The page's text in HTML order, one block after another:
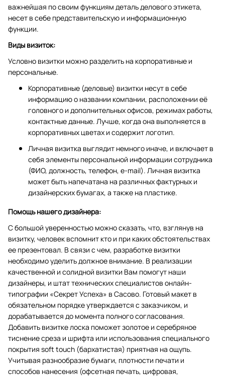
важнейшая по своим функциям деталь делового этикета,
несет в себе представительскую и информационную
функции.
Виды визиток:
Условно визитки можно разделить на корпоративные и
персональные.
Корпоративные (деловые) визитки несут в себе
информацию о названии компании, расположении её
головного и дополнительных офисов, режимах работы,
контактные данные. Лучше, когда она выполняется в
корпоративных цветах и содержит логотип.
Личная визитка выглядит немного иначе, и включает в
себя элементы персональной информации сотрудника
(ФИО, должность, телефон, e-mail). Личная визитка
может быть напечатана на различных фактурных и
дизайнерских бумагах, а также на пластике.
Помощь нашего дизайнера:
С большой уверенностью можно сказать, что, взглянув на
визитку, человек вспомнит кто и при каких обстоятельствах
ее презентовал. В связи с чем, разработке визитки
необходимо уделить должное внимание. В реализации
качественной и солидной визитки Вам помогут наши
дизайнеры, и штат технических специалистов онлайн-
типографии «Секрет Успеха» в Сасово. Готовый макет в
обязательном порядке утверждается с заказчиком, и
дорабатывается до момента полного согласования.
Добавить визитке лоска поможет золотое и серебряное
тиснение среза и шрифта или использования специального
покрытия soft touch (бархатистая) приятная на ощупь.
Учитывая разнообразие бумаги, плотности печати и
способов нанесения (офсетная печать, цифровая,